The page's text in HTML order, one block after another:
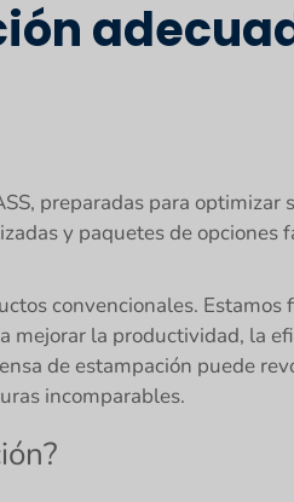
preparadas para optimizar
y paquetes de opciones
convencionales.
mejorar la productividad, la
de estampación puede
incomparables.